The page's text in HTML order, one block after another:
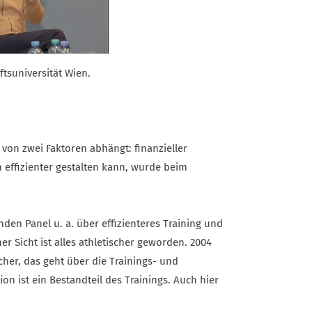
Wien.
zwei Faktoren abhängt: finanzieller
effizienter gestalten kann, wurde beim
Panel u. a. über effizienteres Training und
Sicht ist alles athletischer geworden. 2004
das geht über die Trainings- und
ist ein Bestandteil des Trainings. Auch hier